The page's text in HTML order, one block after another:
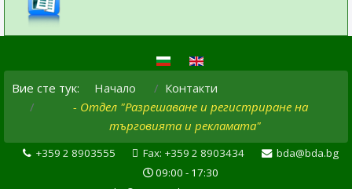
Вие сте тук: Начало
Контакти
- Отдел "Разрешаване и регистриране на
търговията и рекламата"
+359 2 8903555 Fax: +359 2 8903434
bda@bda.bg
09:00 - 17:30